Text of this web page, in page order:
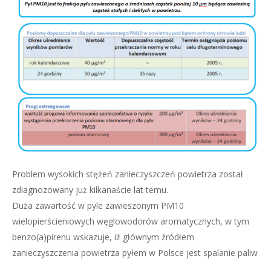
Problem wysokich stężeń zanieczyszczeń powietrza został
zdiagnozowany już kilkanaście lat temu.
Duża zawartość w pyle zawieszonym PM10
wielopierścieniowych węglowodorów aromatycznych, w tym
benzo(a)pirenu wskazuje, iż głównym źródłem
zanieczyszczenia powietrza pyłem w Polsce jest spalanie paliw